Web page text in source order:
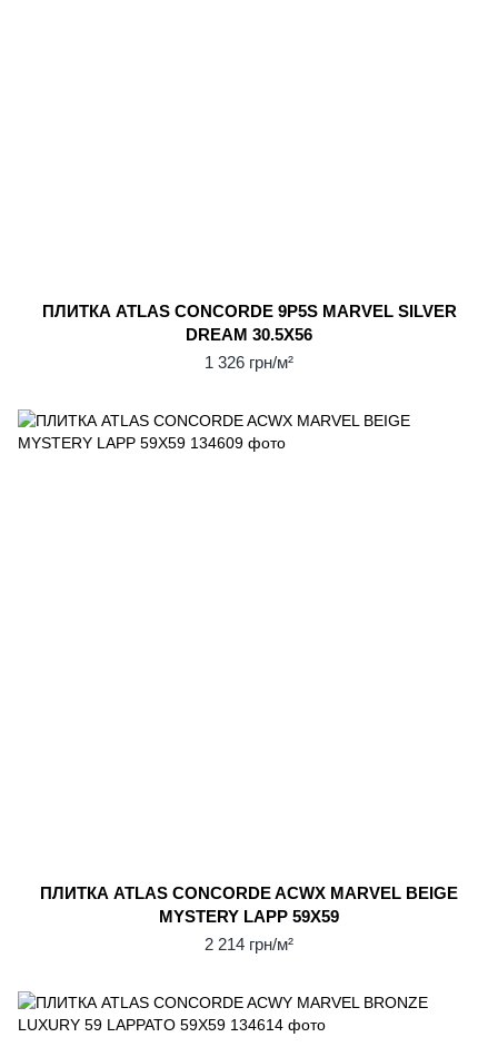
ПЛИТКА ATLAS CONCORDE 9P5S MARVEL SILVER
DREAM 30.5Х56
1 326 грн/м²
ПЛИТКА ATLAS CONCORDE ACWX MARVEL BEIGE
MYSTERY LAPP 59Х59
2 214 грн/м²